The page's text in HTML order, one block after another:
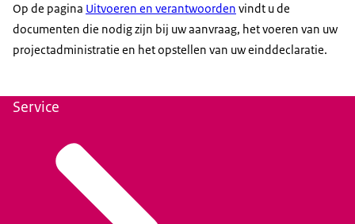
Op de pagina Uitvoeren en verantwoorden vindt u de
documenten die nodig zijn bij uw aanvraag, het voeren van uw
projectadministratie en het opstellen van uw einddeclaratie.
Service